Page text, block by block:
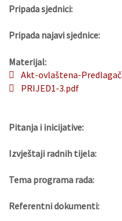
Pripada sjednici:
Pripada najavi sjednice:
Materijal:
Akt-ovlaštena-
PRIJED1-3.pdf
Pitanja i inicijative:
Izvještaji radnih tijela:
Tema programa rada:
Referentni dokumenti: